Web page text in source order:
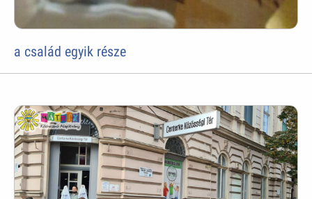
a család egyik része